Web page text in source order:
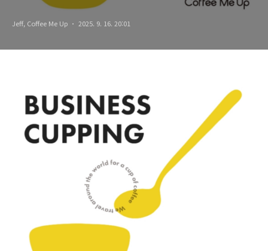
Jeff, Coffee Me Up 2025. 9. 16. 20:01